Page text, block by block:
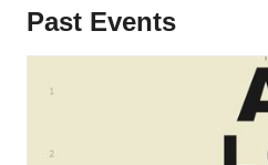
Past Events